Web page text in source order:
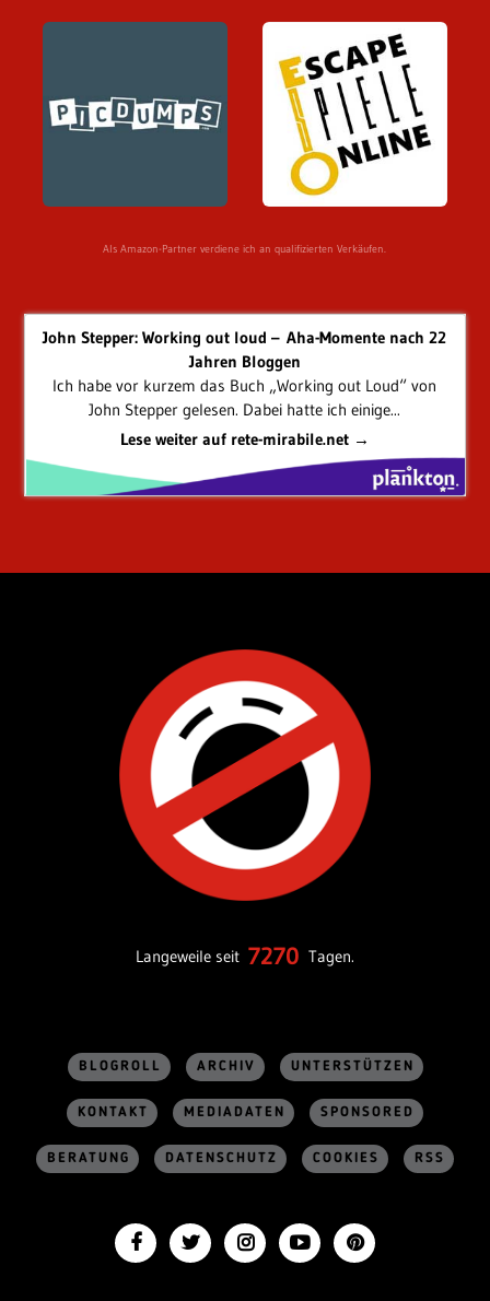
Als Amazon-Partner verdiene ich an qualifizierten Verkäufen.
John Stepper: Working out loud – Aha-Momente nach 22
Jahren Bloggen
Ich habe vor kurzem das Buch „Working out Loud“ von
John Stepper gelesen. Dabei hatte ich einige...
Lese weiter auf rete-mirabile.net →
Langeweile seit 7270 Tagen.
BLOGROLL ARCHIV UNTERSTÜTZEN
KONTAKT MEDIADATEN SPONSORED
BERATUNG DATENSCHUTZ COOKIES RSS